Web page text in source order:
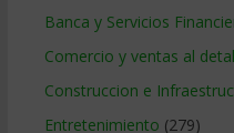
Banca y Servicios
Comercio y ventas al detal
Construccion e
Entretenimiento (279)